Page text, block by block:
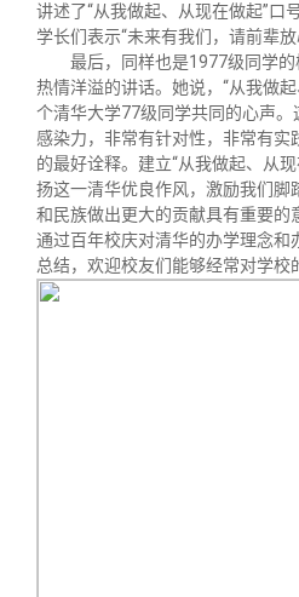
讲述了“从我做起、从现在做起”口
学长们表示“未来有我们，请前辈放
最后，同样也是1977级同学
热情洋溢的讲话。她说，“从我做
个清华大学77级同学共同的心声
感染力，非常有针对性，非常有实
的最好诠释。建立“从我做起、从
扬这一清华优良作风，激励我们脚
和民族做出更大的贡献具有重要的
通过百年校庆对清华的办学理念和
总结，欢迎校友们能够经常对学校